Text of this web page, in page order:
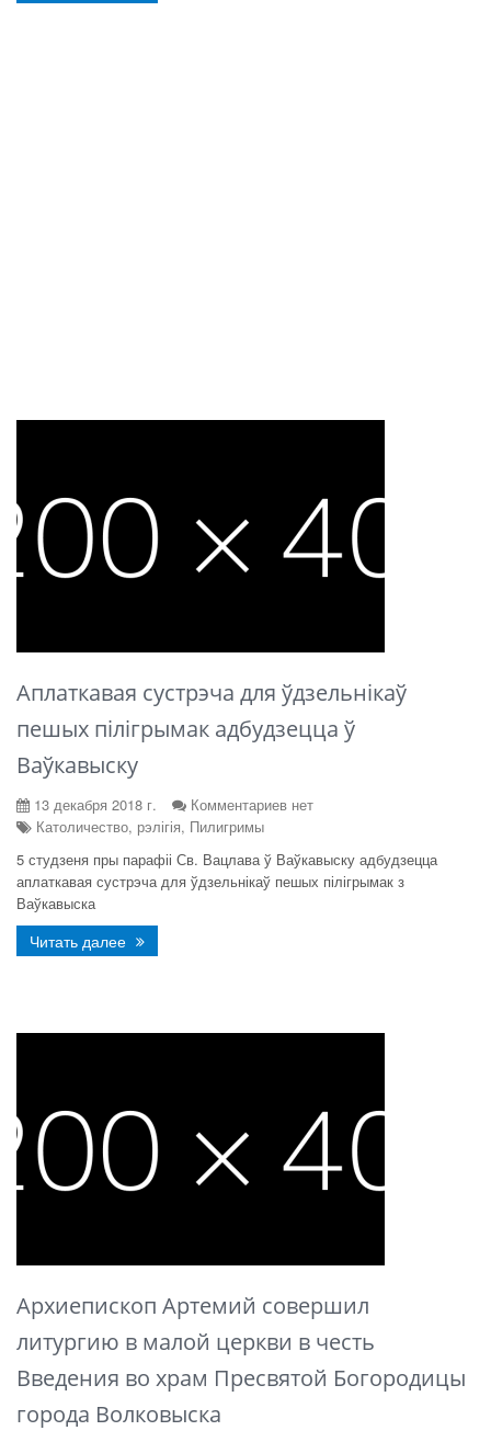
Аплаткавая сустрэча для ўдзельнікаў
пешых пілігрымак адбудзецца ў
Ваўкавыску
13 декабря 2018 г.
Комментариев нет
Католичество, рэлігія, Пилигримы
5 студзеня пры парафіі Св. Вацлава ў Ваўкавыску адбудзецца
аплаткавая сустрэча для ўдзельнікаў пешых пілігрымак з
Ваўкавыска
Читать далее
Архиепископ Артемий совершил
литургию в малой церкви в честь
Введения во храм Пресвятой Богородицы
города Волковыска